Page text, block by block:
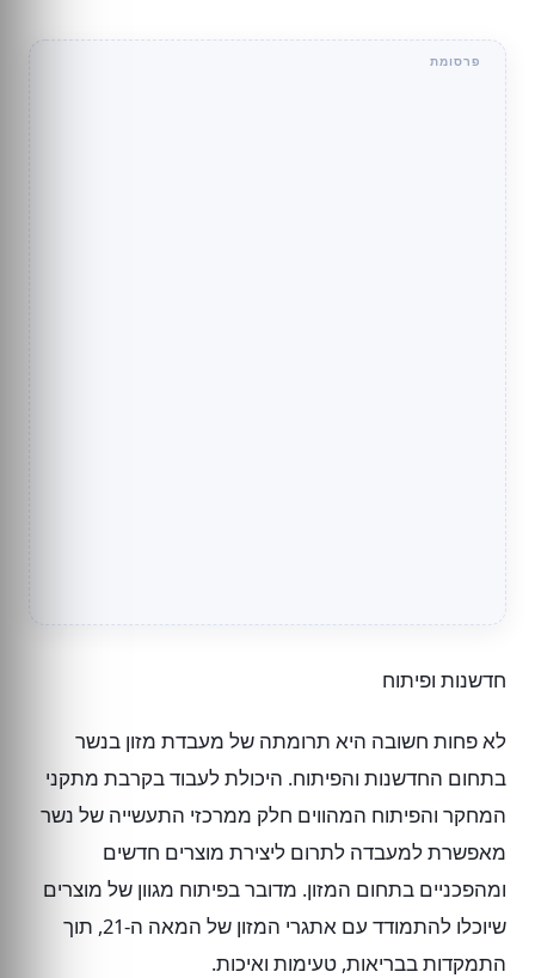
חדשנות ופיתוח
לא פחות חשובה היא תרומתה של מעבדת מזון בנשר
בתחום החדשנות והפיתוח. היכולת לעבוד בקרבת מתקני
המחקר והפיתוח המהווים חלק ממרכזי התעשייה של נשר
מאפשרת למעבדה לתרום ליצירת מוצרים חדשים
ומהפכניים בתחום המזון. מדובר בפיתוח מגוון של מוצרים
שיוכלו להתמודד עם אתגרי המזון של המאה ה-21, תוך
התמקדות בבריאות, טעימות ואיכות.